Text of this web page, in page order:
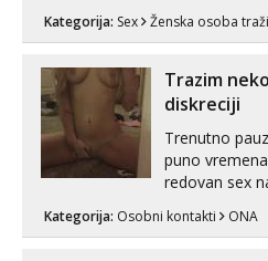
Kategorija: Sex Ženska osoba
Trazim
diskreciji
Trenutno
puno
redovan sex na
Kategorija: Osobni kontakti ONA